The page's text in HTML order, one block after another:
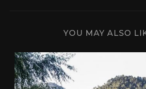
YOU MAY ALSO